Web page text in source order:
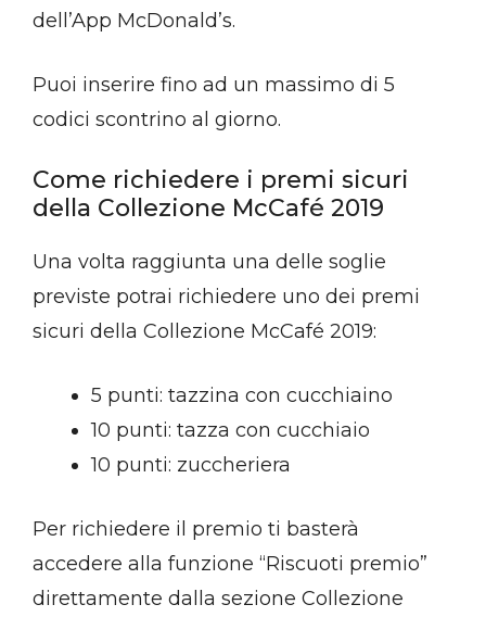
dell’App McDonald’s.
Puoi inserire fino ad un massimo di 5
codici scontrino al giorno.
Come richiedere i premi sicuri
della Collezione McCafé 2019
Una volta raggiunta una delle soglie
previste potrai richiedere uno dei premi
sicuri della Collezione McCafé 2019:
5 punti: tazzina con cucchiaino
10 punti: tazza con cucchiaio
10 punti: zuccheriera
Per richiedere il premio ti basterà
accedere alla funzione “Riscuoti premio”
direttamente dalla sezione Collezione